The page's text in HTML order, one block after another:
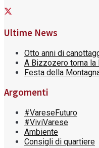
Ultime News
Otto anni di
A Bizzozero torna
Festa della
Argomenti
#VareseFuturo
#ViviVarese
Ambiente
Consigli di quartiere